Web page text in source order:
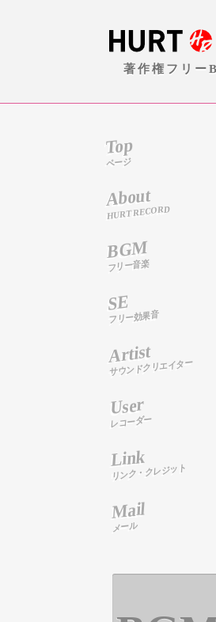
著作権フリー
Top
ページ
About
HURT RECORD
BGM
フリー音楽
SE
フリー効果音
Artist
サウンドクリエイター
User
レコーダー
Link
リンク・クレジット
Mail
メール